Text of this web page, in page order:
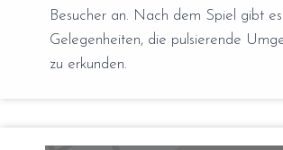
Besucher an. Nach dem Spiel gibt
Gelegenheiten, die pulsierende
zu erkunden.